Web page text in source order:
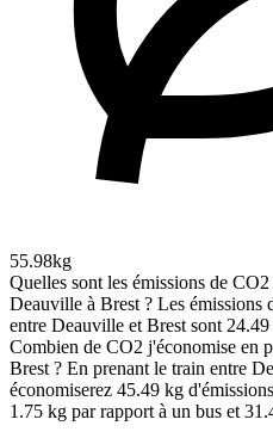
55.98kg
Quelles sont les émissions de
Deauville à Brest ? Les émissions
entre Deauville et Brest sont
Combien de CO2 j'économise en
Brest ? En prenant le train entre
économiserez 45.49 kg
1.75 kg par rapport à un bus et